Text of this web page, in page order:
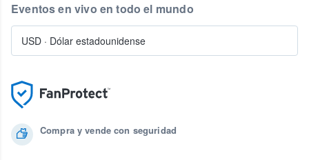
Compra y vende con seguridad
Eventos en vivo en todo el mundo
USD · Dólar estadounidense